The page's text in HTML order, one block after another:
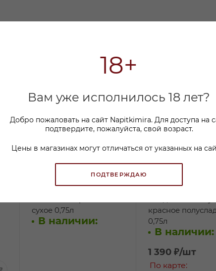
18+
Вам уже исполнилось 18 лет?
Добро пожаловать на сайт Napitkimira. Для доступа на
подтвердите, пожалуйста, свой возраст.
Цены в магазинах могут отличаться от указанных на
ПОДТВЕРЖДАЮ
Вино Чинюс Тенута
сухое 0,75л
В наличии:
Вино Терре
красное
0,75л
В наличии:
1 390 ₽/шт
По карте: